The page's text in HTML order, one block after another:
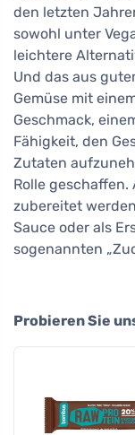
den letzten
sowohl unter
leichtere
Und das aus
Gemüse mit
Geschmack,
Fähigkeit, den
Zutaten
Rolle geschaffen.
zubereitet
Sauce oder als
sogenannten
Probieren Sie